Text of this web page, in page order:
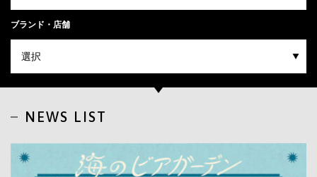
ブランド・店舗
NEWS LIST